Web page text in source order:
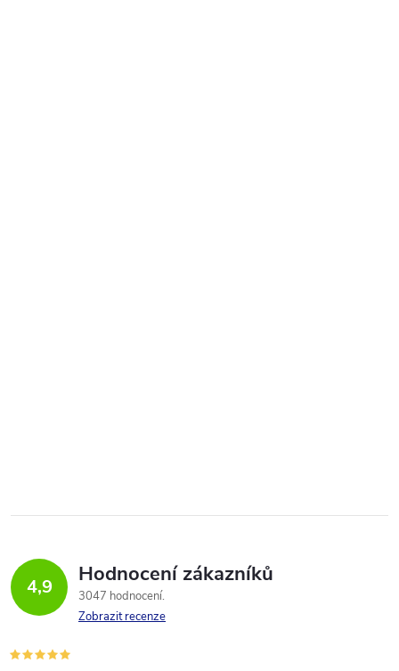
4,9 Hodnocení zákazníků
3047 hodnocení
Zobrazit recenze